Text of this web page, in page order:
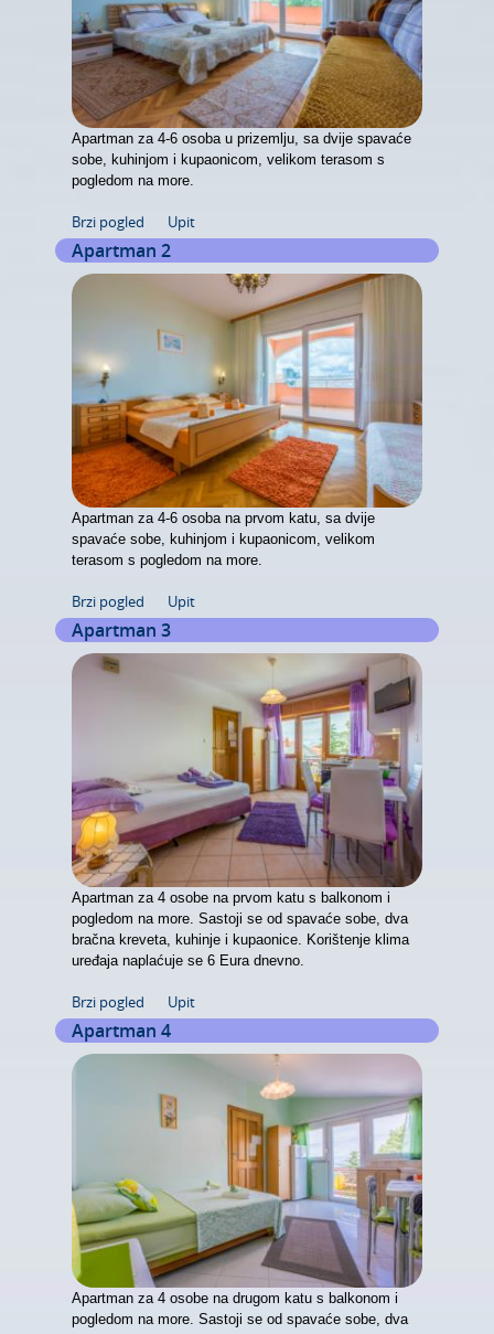
Apartman za 4-6 osoba u prizemlju, sa dvije spavaće
sobe, kuhinjom i kupaonicom, velikom terasom s
pogledom na more.
Brzi pogled Upit
Apartman 2
Apartman za 4-6 osoba na prvom katu, sa dvije
spavaće sobe, kuhinjom i kupaonicom, velikom
terasom s pogledom na more.
Brzi pogled Upit
Apartman 3
Apartman za 4 osobe na prvom katu s balkonom i
pogledom na more. Sastoji se od spavaće sobe, dva
bračna kreveta, kuhinje i kupaonice. Korištenje klima
uređaja naplaćuje se 6 Eura dnevno.
Brzi pogled Upit
Apartman 4
Apartman za 4 osobe na drugom katu s balkonom i
pogledom na more. Sastoji se od spavaće sobe, dva